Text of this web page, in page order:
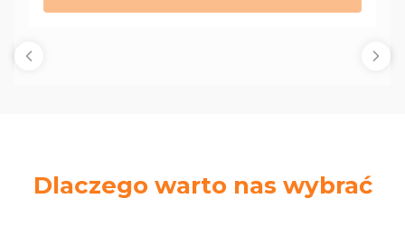
Dlaczego warto nas wybrać